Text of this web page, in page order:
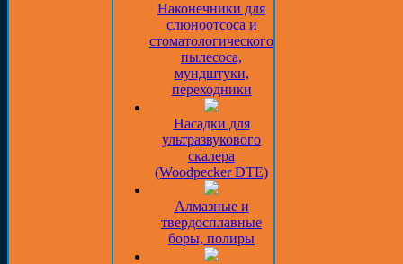
Наконечники для
слюноотсоса и
стоматологического
пылесоса,
мундштуки,
переходники
Насадки для
ультразвукового
скалера
(Woodpecker DTE)
Алмазные и
твердосплавные
боры, полиры